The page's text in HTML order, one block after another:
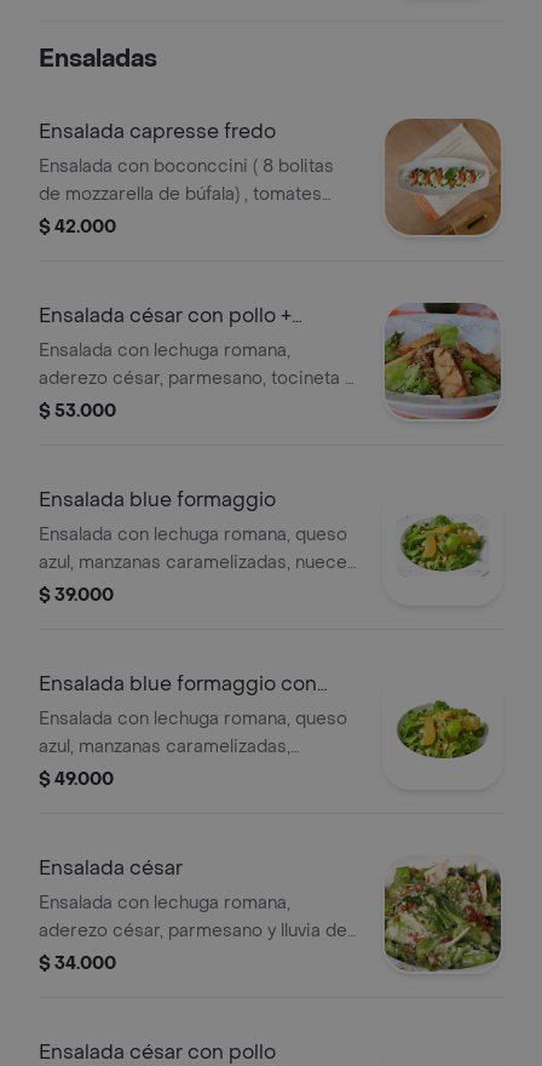
Ensaladas
Ensalada capresse fredo
Ensalada con boconccini ( 8 bolitas
de mozzarella de búfala) , tomates
frescos y pesto de albahaca.
$ 42.000
Ensalada césar con pollo +
bebida
Ensalada con lechuga romana,
aderezo césar, parmesano, tocineta y
120 gr de tiras de pollo a la parrilla. +
$ 53.000
Ensalada blue formaggio
Ensalada con lechuga romana, queso
azul, manzanas caramelizadas, nueces
y aderezo cremoso de mandarina.
$ 39.000
Ensalada blue formaggio con
pollo
Ensalada con lechuga romana, queso
azul, manzanas caramelizadas,
nueces, aderezo de mandarina, 150gr
$ 49.000
Ensalada césar
Ensalada con lechuga romana,
aderezo césar, parmesano y lluvia de
tocineta.
$ 34.000
Ensalada césar con pollo